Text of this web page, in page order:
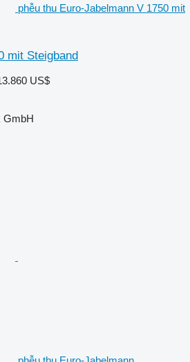
phễu thu Euro-Jabelmann V 1750 mit
mit Steigband
US$
GmbH